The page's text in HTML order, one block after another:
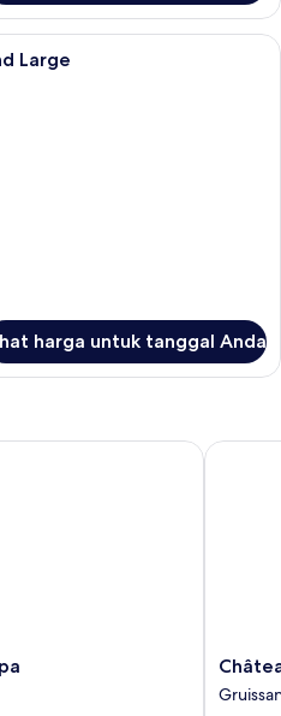
LodgeBoat Family côté Grand Large |
Large
harga untuk tanggal Anda
Château
le
Bouïs